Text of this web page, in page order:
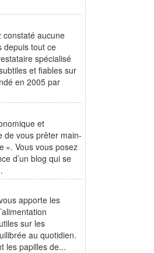
constaté aucune
depuis tout ce
spécialisé
et fiables sur
en 2005 par
et
de vous prêter main-
». Vous vous posez
d’un blog qui se
apporte les
sur les
au quotidien.
les papilles de...